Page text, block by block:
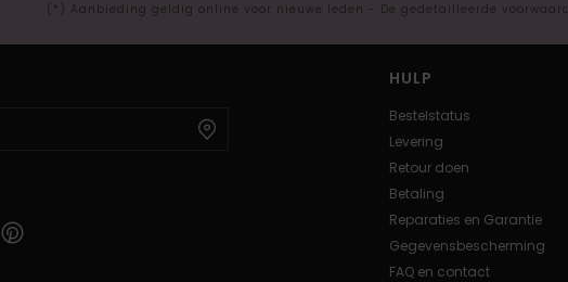
(*) Aanbieding geldig online voor nieuwe leden - De gedetailleerde
HULP
Bestelstatus
Levering
Retour doen
Betaling
Reparaties en Garantie
Gegevensbescherming
FAQ en contact